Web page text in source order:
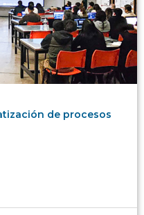
de procesos